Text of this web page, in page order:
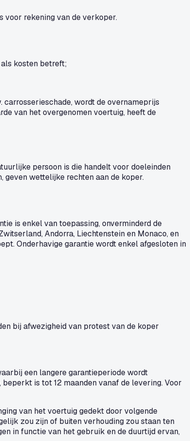
voor rekening van de verkoper.
kosten betreft;
wordt de overnameprijs
van het overgenomen voertuig, heeft de
persoon is die handelt voor doeleinden
wettelijke rechten aan de koper.
is enkel van toepassing, onverminderd de
Andorra, Liechtenstein en Monaco, en
Onderhavige garantie wordt enkel afgesloten in
bij afwezigheid van protest van de koper
een langere garantieperiode wordt
is tot 12 maanden vanaf de levering. Voor
van het voertuig gedekt door volgende
zou zijn of buiten verhouding zou staan ten
in functie van het gebruik en de duurtijd ervan,